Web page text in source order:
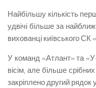
Найбільшу кількість
удвічі більше за
вихованці київського СК
У команд «Атлант» та
вісім, але більше
закріплено другий рядок